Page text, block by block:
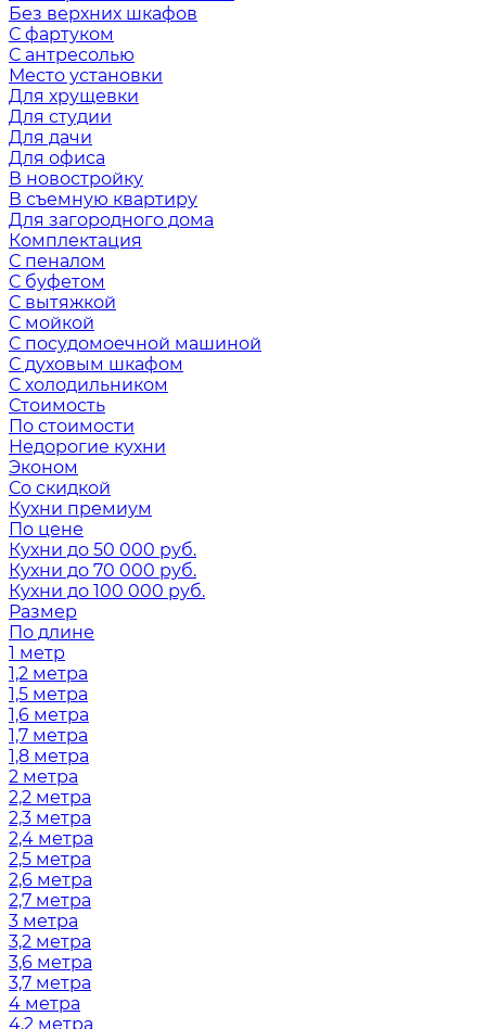
Без верхних шкафов
С фартуком
С антресолью
Место установки
Для хрущевки
Для студии
Для дачи
Для офиса
В новостройку
В съемную квартиру
Для загородного дома
Комплектация
С пеналом
С буфетом
С вытяжкой
С мойкой
С посудомоечной машиной
С духовым шкафом
С холодильником
Стоимость
По стоимости
Недорогие кухни
Эконом
Со скидкой
Кухни премиум
По цене
Кухни до 50 000 руб.
Кухни до 70 000 руб.
Кухни до 100 000 руб.
Размер
По длине
1 метр
1,2 метра
1,5 метра
1,6 метра
1,7 метра
1,8 метра
2 метра
2,2 метра
2,3 метра
2,4 метра
2,5 метра
2,6 метра
2,7 метра
3 метра
3,2 метра
3,6 метра
3,7 метра
4 метра
4,2 метра